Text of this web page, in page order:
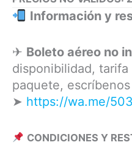
Información y
✈ Boleto aéreo no
disponibilidad,
paquete,
➤ https://wa.me/
CONDICIONES Y